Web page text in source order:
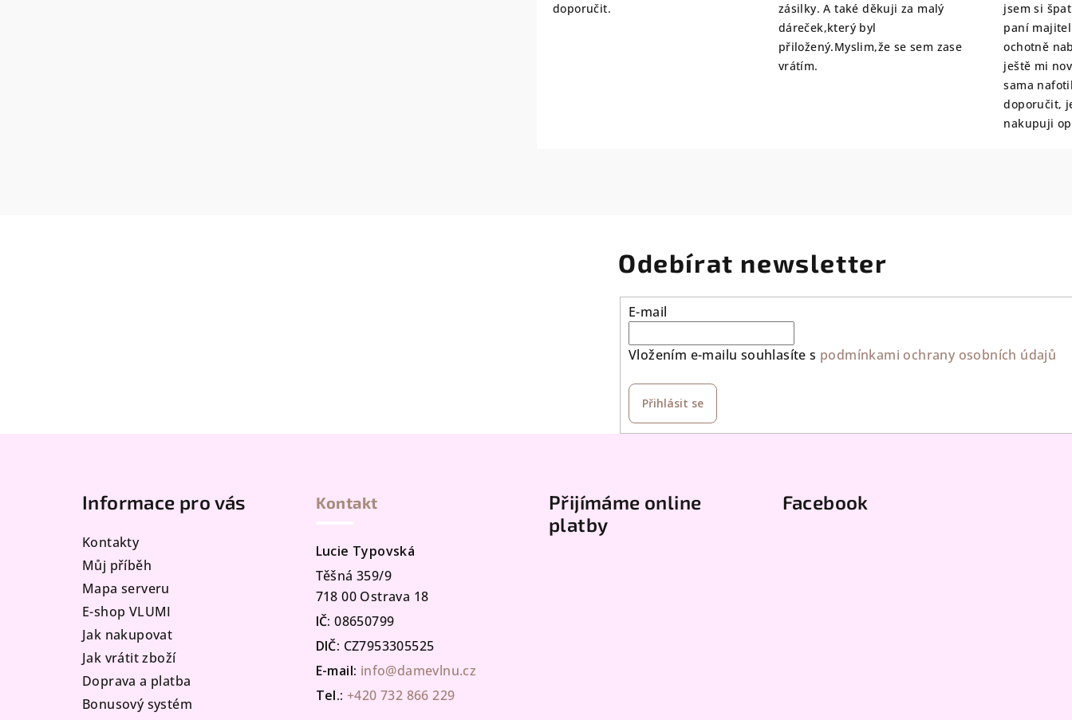
doporučit.
zásilky. A také děkuji za malý
dáreček,který byl
přiložený.Myslim,že se sem zase
vrátím.
jsem si
paní
ochotně
ještě mi
sama
doporučit,
nakupuji
Odebírat newsletter
E-mail
Vložením e-mailu souhlasíte s podmínkami ochrany osobních údajů
Přihlásit se
Informace pro vás
Kontakty
Můj příběh
Mapa serveru
E-shop VLUMI
Jak nakupovat
Jak vrátit zboží
Doprava a platba
Bonusový systém
Kontakt
Lucie Typovská
Těšná 359/9
718 00 Ostrava 18
IČ: 08650799
DIČ: CZ7953305525
E-mail: info@damevlnu.cz
Tel.: +420 732 866 229
Přijímáme online
platby
Facebook